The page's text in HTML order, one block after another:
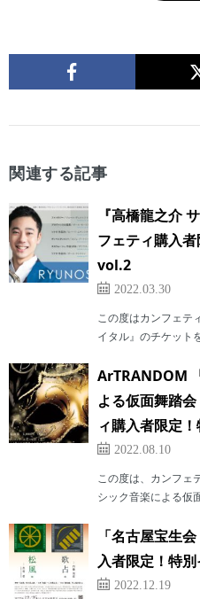
関連する記事
『高橋龍之介
フェティ購入
vol.2
2022.03.30
この度はカンフェテ
イタル』のチケット
ArTRANDOM
よる仮面舞踏
ィ購入者限定
2022.08.10
この度は、カンフェ
シック音楽による
「名古屋宝生
入者限定！特
2022.12.19